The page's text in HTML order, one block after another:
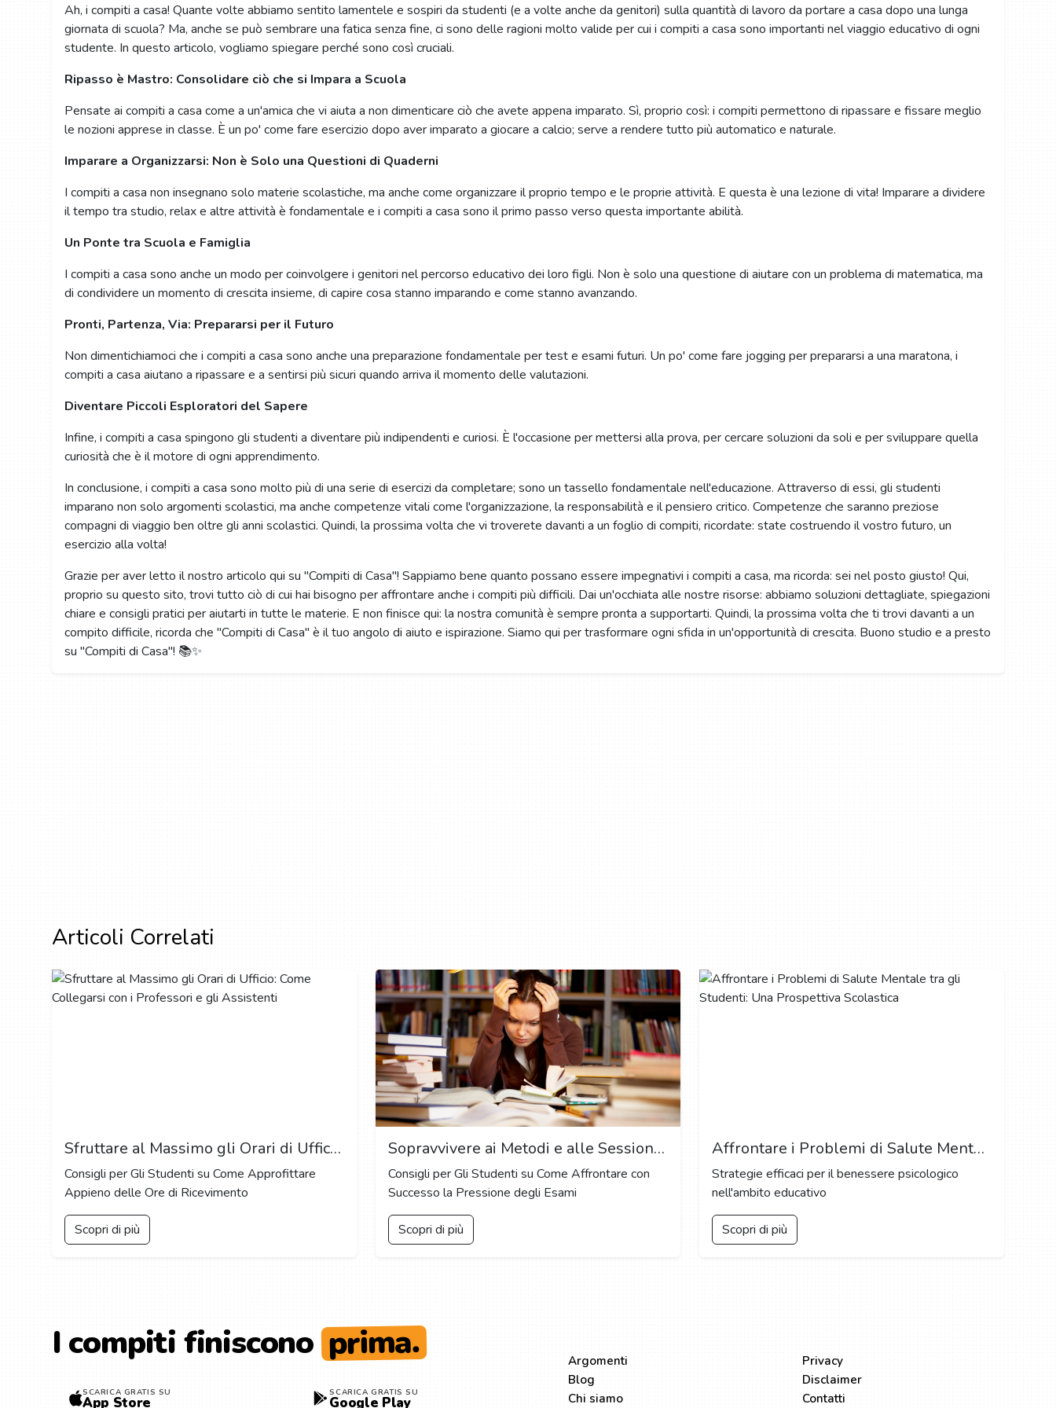
Ah, i compiti a casa! Quante volte abbiamo sentito lamentele e sospiri da studenti (e a volte anche da genitori) sulla quantità di lavoro da portare a casa dopo una lunga
giornata di scuola? Ma, anche se può sembrare una fatica senza fine, ci sono delle ragioni molto valide per cui i compiti a casa sono importanti nel viaggio educativo di ogni
studente. In questo articolo, vogliamo spiegare perché sono così cruciali.
Ripasso è Mastro: Consolidare ciò che si Impara a Scuola
Pensate ai compiti a casa come a un'amica che vi aiuta a non dimenticare ciò che avete appena imparato. Sì, proprio così: i compiti permettono di ripassare e fissare meglio
le nozioni apprese in classe. È un po' come fare esercizio dopo aver imparato a giocare a calcio; serve a rendere tutto più automatico e naturale.
Imparare a Organizzarsi: Non è Solo una Questioni di Quaderni
I compiti a casa non insegnano solo materie scolastiche, ma anche come organizzare il proprio tempo e le proprie attività. E questa è una lezione di vita! Imparare a dividere
il tempo tra studio, relax e altre attività è fondamentale e i compiti a casa sono il primo passo verso questa importante abilità.
Un Ponte tra Scuola e Famiglia
I compiti a casa sono anche un modo per coinvolgere i genitori nel percorso educativo dei loro figli. Non è solo una questione di aiutare con un problema di matematica, ma
di condividere un momento di crescita insieme, di capire cosa stanno imparando e come stanno avanzando.
Pronti, Partenza, Via: Prepararsi per il Futuro
Non dimentichiamoci che i compiti a casa sono anche una preparazione fondamentale per test e esami futuri. Un po' come fare jogging per prepararsi a una maratona, i
compiti a casa aiutano a ripassare e a sentirsi più sicuri quando arriva il momento delle valutazioni.
Diventare Piccoli Esploratori del Sapere
Infine, i compiti a casa spingono gli studenti a diventare più indipendenti e curiosi. È l'occasione per mettersi alla prova, per cercare soluzioni da soli e per sviluppare quella
curiosità che è il motore di ogni apprendimento.
In conclusione, i compiti a casa sono molto più di una serie di esercizi da completare; sono un tassello fondamentale nell'educazione. Attraverso di essi, gli studenti
imparano non solo argomenti scolastici, ma anche competenze vitali come l'organizzazione, la responsabilità e il pensiero critico. Competenze che saranno preziose
compagni di viaggio ben oltre gli anni scolastici. Quindi, la prossima volta che vi troverete davanti a un foglio di compiti, ricordate: state costruendo il vostro futuro, un
esercizio alla volta!
Grazie per aver letto il nostro articolo qui su "Compiti di Casa"! Sappiamo bene quanto possano essere impegnativi i compiti a casa, ma ricorda: sei nel posto giusto! Qui,
proprio su questo sito, trovi tutto ciò di cui hai bisogno per affrontare anche i compiti più difficili. Dai un'occhiata alle nostre risorse: abbiamo soluzioni dettagliate, spiegazioni
chiare e consigli pratici per aiutarti in tutte le materie. E non finisce qui: la nostra comunità è sempre pronta a supportarti. Quindi, la prossima volta che ti trovi davanti a un
compito difficile, ricorda che "Compiti di Casa" è il tuo angolo di aiuto e ispirazione. Siamo qui per trasformare ogni sfida in un'opportunità di crescita. Buono studio e a presto
su "Compiti di Casa"! 📚✨
Articoli Correlati
Sfruttare al Massimo gli Orari di Ufficio: Come Collegarsi con i Professori e gli Assistenti
Consigli per Gli Studenti su Come Approfittare
Appieno delle Ore di Ricevimento
Scopri di più
Sopravvivere ai Metodi e alle Sessioni d'Esame: Strategie per Gestire lo Stress Durante la Stagione degli Esami
Consigli per Gli Studenti su Come Affrontare con
Successo la Pressione degli Esami
Scopri di più
Affrontare i Problemi di Salute Mentale tra gli Studenti: Una Prospettiva Scolastica
Strategie efficaci per il benessere psicologico
nell'ambito educativo
Scopri di più
I compiti finisconoprima.
SCARICA GRATIS SU
App Store
SCARICA GRATIS SU
Google Play
Argomenti
Blog
Chi siamo
Privacy
Disclaimer
Contatti